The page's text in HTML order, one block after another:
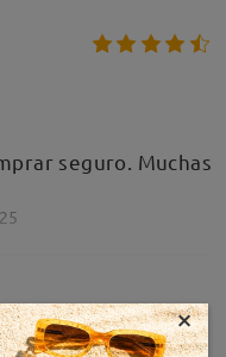
seguro. Muchas
×